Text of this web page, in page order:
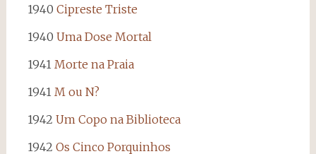
1940 Cipreste Triste
1940 Uma Dose Mortal
1941 Morte na Praia
1941 M ou N?
1942 Um Copo na Biblioteca
1942 Os Cinco Porquinhos